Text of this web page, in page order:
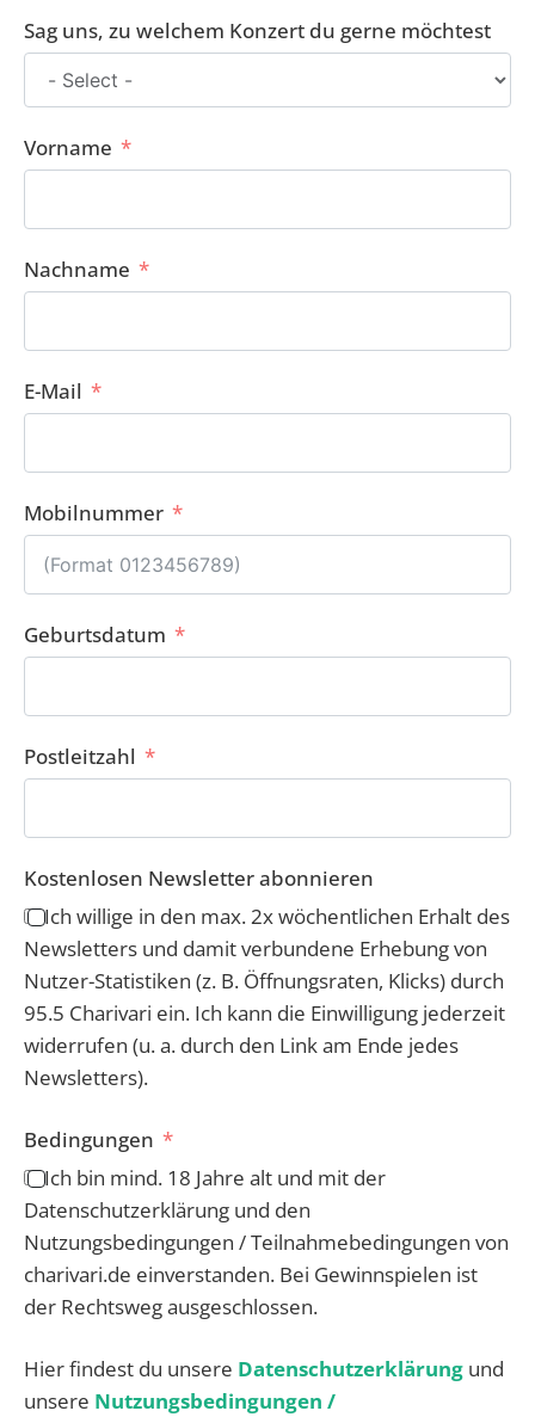
Sag uns, zu welchem Konzert du gerne möchtest
Vorname
Nachname
E-Mail
Mobilnummer
Geburtsdatum
Postleitzahl
Kostenlosen Newsletter abonnieren
Ich willige in den max. 2x wöchentlichen Erhalt des
Newsletters und damit verbundene Erhebung von
Nutzer-Statistiken (z. B. Öffnungsraten, Klicks) durch
95.5 Charivari ein. Ich kann die Einwilligung jederzeit
widerrufen (u. a. durch den Link am Ende jedes
Newsletters).
Bedingungen
Ich bin mind. 18 Jahre alt und mit der
Datenschutzerklärung und den
Nutzungsbedingungen / Teilnahmebedingungen von
charivari.de einverstanden. Bei Gewinnspielen ist
der Rechtsweg ausgeschlossen.
Hier findest du unsere Datenschutzerklärung und
unsere Nutzungsbedingungen /